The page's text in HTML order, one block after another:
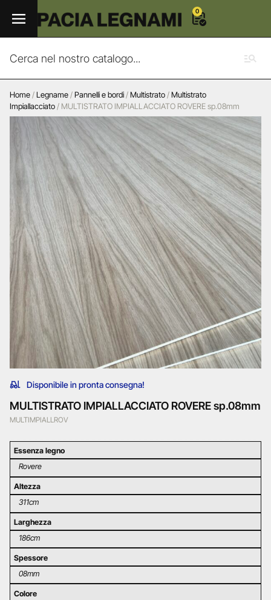
0
Home/Legname/Pannelli e bordi/Multistrato/Multistrato
Impiallacciato/ MULTISTRATO IMPIALLACCIATO ROVERE sp.08mm
Disponibile in pronta consegna!
MULTISTRATO IMPIALLACCIATO ROVERE sp.08mm
MULTIMPIALLROV
Essenza legno
Rovere
Altezza
311cm
Larghezza
186cm
Spessore
08mm
Colore